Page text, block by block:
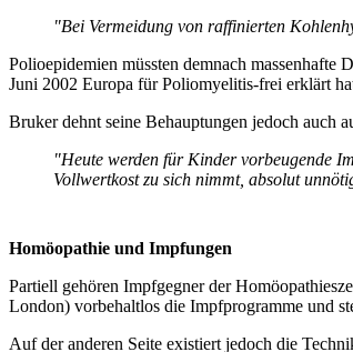
"Bei Vermeidung von raffinierten
Polioepidemien müssten demnach
Juni 2002 Europa für Poliomyelitis-frei erklärt
Bruker dehnt seine Behauptungen jedoch auch
"Heute werden für Kinder vorbeugende
Vollwertkost zu sich nimmt, absolut
Homöopathie und Impfungen
Partiell gehören Impfgegner der
London) vorbehaltlos die Impfprogramme und
Auf der anderen Seite existiert jedoch die